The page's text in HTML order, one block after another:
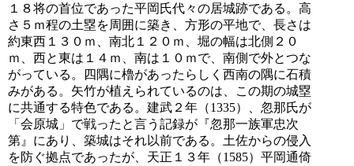
１８将の首位であった平岡氏代々の居城跡である。高
さ５ｍ程の土塁を周囲に築き、方形の平地で、長さは
約東西１３０ｍ、南北１２０ｍ、堀の幅は北側２０
ｍ、西と東は１４ｍ、南は１０ｍで、南側で外とつな
がっている。四隅に櫓があったらしく西南の隅に石積
みがある。矢竹が植えられているのは、この期の城塁
に共通する特色である。建武２年（1335）、忽那氏が
「会原城」で戦ったと言う記録が『忽那一族軍忠次
第』にあり、築城はそれ以前である。土佐からの侵入
を防ぐ拠点であったが、天正１３年（1585）平岡通倚